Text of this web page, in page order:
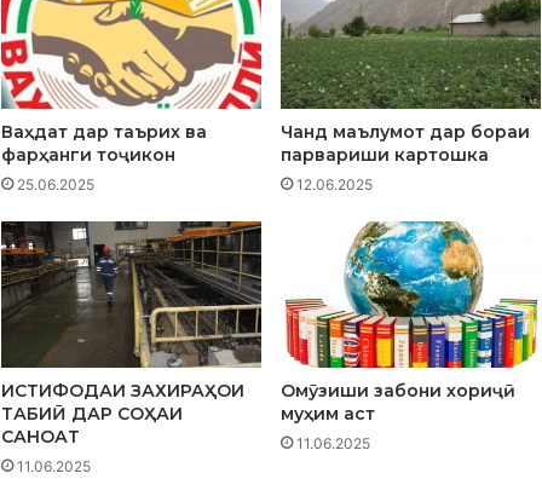
Ваҳдат дар таърих ва
фарҳанги тоҷикон
25.06.2025
Чанд маълумот дар бораи
парвариши картошка
12.06.2025
ИСТИФОДАИ ЗАХИРАҲОИ
ТАБИӢ ДАР СОҲАИ
САНОАТ
11.06.2025
Омӯзиши забони хориҷӣ
муҳим аст
11.06.2025